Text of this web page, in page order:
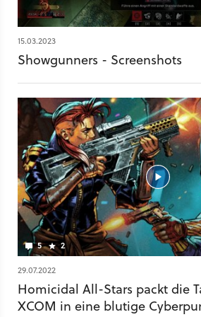
bekommt ihr hingegen im ersten Trailer
das Spiel noch Homicidal All-Stars hieß.
XCom findet ihr hingegen in unserer Liste.
15.03.2023
Showgunners - Screenshots
5 2
29.07.2022
Homicidal All-Stars packt die
XCOM in eine blutige